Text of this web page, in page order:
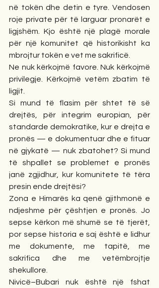
në tokën dhe detin e tyre. Vendosen
roje private për të larguar pronarët e
ligjshëm. Kjo është një plagë morale
për një komunitet që historikisht ka
mbrojtur tokën e vet me sakrificë.
Ne nuk kërkojmë favore. Nuk kërkojmë
privilegje. Kërkojmë vetëm zbatim të
ligjit.
Si mund të flasim për shtet të së
drejtës, për integrim europian, për
standarde demokratike, kur e drejta e
pronës — e dokumentuar dhe e fituar
në gjykatë — nuk zbatohet? Si mund
të shpallet se problemet e pronës
janë zgjidhur, kur komunitete të tëra
presin ende drejtësi?
Zona e Himarës ka qenë gjithmonë e
ndjeshme për çështjen e pronës. Jo
sepse kërkon më shumë se të tjerët,
por sepse historia e saj është e lidhur
me dokumente, me tapitë, me
sakrifica dhe me vetëmbrojtje
shekullore.
Nivicë–Bubari nuk është një fshat